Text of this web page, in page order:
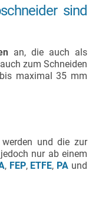
sind
an, die auch als
zum Schneiden
maximal 35 mm
und die zur
nur ab einem
, FEP, ETFE, PA und